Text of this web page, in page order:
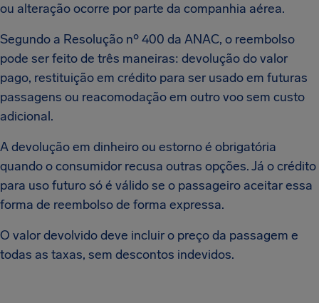
ou alteração ocorre por parte da companhia aérea.
Segundo a Resolução nº 400 da ANAC, o reembolso
pode ser feito de três maneiras: devolução do valor
pago, restituição em crédito para ser usado em futuras
passagens ou reacomodação em outro voo sem custo
adicional.
A devolução em dinheiro ou estorno é obrigatória
quando o consumidor recusa outras opções. Já o crédito
para uso futuro só é válido se o passageiro aceitar essa
forma de reembolso de forma expressa.
O valor devolvido deve incluir o preço da passagem e
todas as taxas, sem descontos indevidos.